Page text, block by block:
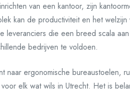
van een kantoor, zijn
kan de productiviteit en het
leveranciers die een breed scala
bedrijven te voldoen.
naar ergonomische bureaustoelen,
elk wat wils in Utrecht. Het is